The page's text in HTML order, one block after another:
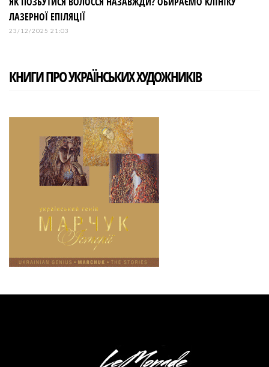
ЛАЗЕРНОЇ ЕПІЛЯЦІЇ
23/12/2025 21:03
КНИГИ ПРО УКРАЇНСЬКИХ ХУДОЖНИКІВ